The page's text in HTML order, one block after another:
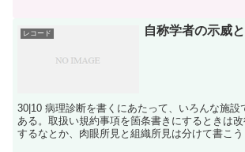
レコード 自称学者の示威
30|10 病理診断を書くにあたって、いろんな施設
ある。取扱い規約事項を箇条書きにするときは
するなとか、肉眼所見と組織所見は分けて書こ